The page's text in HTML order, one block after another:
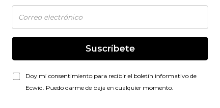
Suscríbete
Doy mi consentimiento para recibir el boletín informativo de
Ecwid. Puedo darme de baja en cualquier momento.